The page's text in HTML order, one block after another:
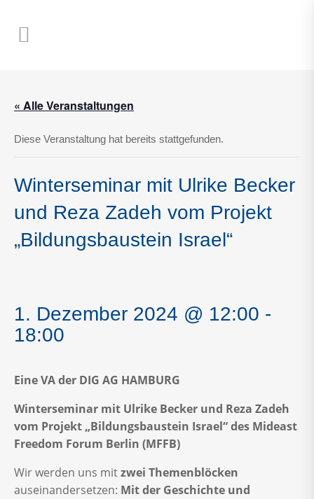
« Alle Veranstaltungen
Diese Veranstaltung hat bereits stattgefunden.
Winterseminar mit Ulrike Becker
und Reza Zadeh vom Projekt
„Bildungsbaustein Israel“
1. Dezember 2024 @ 12:00 -
18:00
Eine VA der DIG AG HAMBURG
Winterseminar mit Ulrike Becker und Reza Zadeh
vom Projekt „Bildungsbaustein Israel“ des Mideast
Freedom Forum Berlin (MFFB)
Wir werden uns mitzwei Themenblöcken
auseinandersetzen: Mit der Geschichte und